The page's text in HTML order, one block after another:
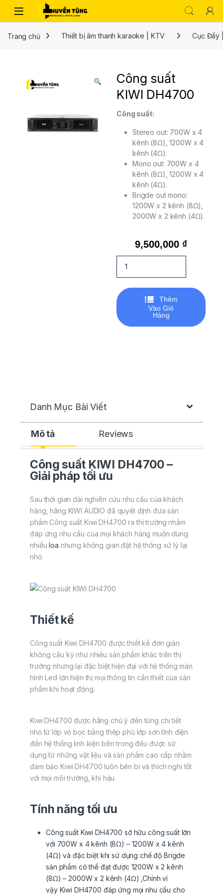
Trang chủ Thiết bị âm thanh karaoke | KTV Cục Đẩy
Công suất
KIWI DH4700
Công suất:
Stereo out: 700W x 4
kênh (8Ω), 1200W x 4
kênh (4Ω).
Mono out: 700W x 4
kênh (8Ω), 1200W x 4
kênh (4Ω).
Brigde out mono:
1200W x 2 kênh (8Ω),
2000W x 2 kênh (4Ω).
9,500,000 ₫
Thêm
Vào Giỏ
Hàng
Danh Mục Bài Viết
Mô tả Reviews
Công suất KIWI DH4700 –
Giải pháp tối ưu
Sau thời gian dài nghiên cứu nhu cầu của khách
hàng, hãng KIWI AUDIO đã quyết định đưa sản
phẩm Công suất Kiwi DH4700 ra thị trường nhằm
đáp ứng nhu cầu của mọi khách hàng muốn dùng
nhiềuloa nhưng không gian đặt hệ thống xử lý lại
nhỏ.
Thiết kế
Công suất Kiwi DH4700 được thiết kế đơn giản
không cầu kỳ như nhiều sản phẩm khác trên thị
trường nhưng lại đặc biệt hiện đại với hệ thống màn
hình Led lớn hiện thị mọi thông tin cần thiết của sản
phẩm khi hoạt động.
Kiwi DH4700 được hãng chú ý đến từng chi tiết
nhỏ từ lớp vỏ bọc bằng thép phủ lớp sơn tĩnh điện
đến hệ thống linh kiện bên trong đều được sử
dụng từ những vật liệu và sản phẩm cao cấp nhằm
đảm bảo Kiwi DH4700 luôn bền bỉ và thích nghi tốt
với mọi môi trường, khí hậu.
Tính năng tối ưu
Công suất Kiwi DH4700 sở hữu công suất lớn
với 700W x 4 kênh (8Ω) – 1200W x 4 kênh
(4Ω) và đặc biệt khi sử dụng chế độ Brigde
sản phẩm có thể đạt được 1200W x 2 kênh
(8Ω) – 2000W x 2 kênh (4Ω) ,Chính vì
vậy Kiwi DH4700 đáp ứng mọi nhu cầu cho